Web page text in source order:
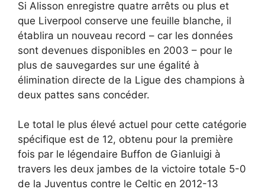
Si Alisson enregistre quatre arrêts ou plus et
que Liverpool conserve une feuille blanche, il
établira un nouveau record – car les données
sont devenues disponibles en 2003 – pour le
plus de sauvegardes sur une égalité à
élimination directe de la Ligue des champions à
deux pattes sans concéder.
Le total le plus élevé actuel pour cette catégorie
spécifique est de 12, obtenu pour la première
fois par le légendaire Buffon de Gianluigi à
travers les deux jambes de la victoire totale 5-0
de la Juventus contre le Celtic en 2012-13